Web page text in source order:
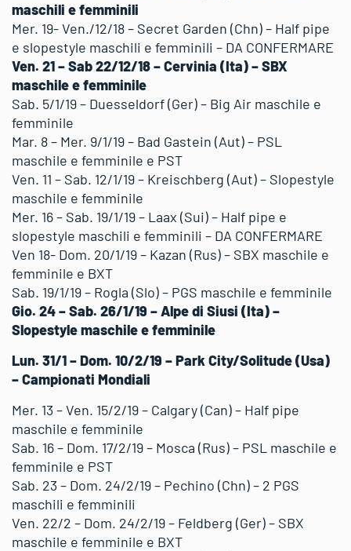
maschili e femminili
Mer. 19- Ven./12/18 – Secret Garden (Chn) – Half pipe
e slopestyle maschili e femminili – DA CONFERMARE
Ven. 21 – Sab 22/12/18 – Cervinia (Ita) – SBX
maschile e femminile
Sab. 5/1/19 – Duesseldorf (Ger) – Big Air maschile e
femminile
Mar. 8 – Mer. 9/1/19 – Bad Gastein (Aut) – PSL
maschile e femminile e PST
Ven. 11 – Sab. 12/1/19 – Kreischberg (Aut) – Slopestyle
maschile e femminile
Mer. 16 – Sab. 19/1/19 – Laax (Sui) – Half pipe e
slopestyle maschili e femminili – DA CONFERMARE
Ven 18- Dom. 20/1/19 – Kazan (Rus) – SBX maschile e
femminile e BXT
Sab. 19/1/19 – Rogla (Slo) – PGS maschile e femminile
Gio. 24 – Sab. 26/1/19 – Alpe di Siusi (Ita) –
Slopestyle maschile e femminile
Lun. 31/1 – Dom. 10/2/19 – Park City/Solitude (Usa)
– Campionati Mondiali
Mer. 13 – Ven. 15/2/19 – Calgary (Can) – Half pipe
maschile e femminile
Sab. 16 – Dom. 17/2/19 – Mosca (Rus) – PSL maschile e
femminile e PST
Sab. 23 – Dom. 24/2/19 – Pechino (Chn) – 2 PGS
maschili e femminili
Ven. 22/2 – Dom. 24/2/19 – Feldberg (Ger) – SBX
maschile e femminile e BXT